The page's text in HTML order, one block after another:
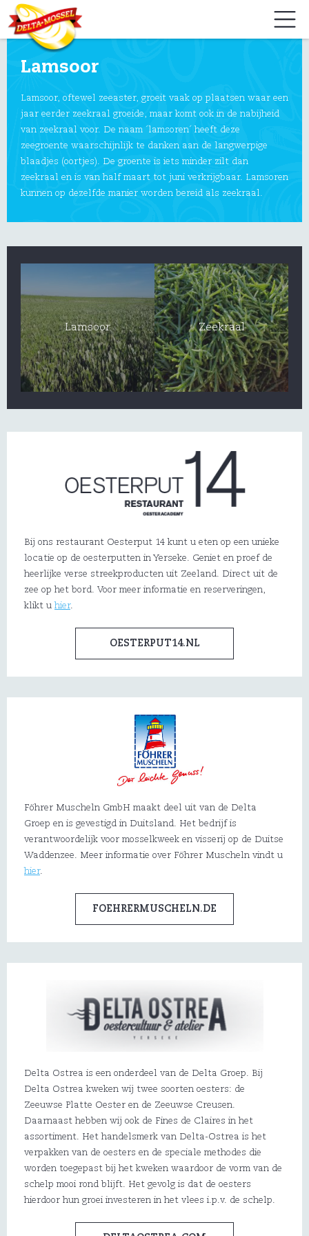
Lamsoor
Lamsoor, oftewel zeeaster, groeit vaak op plaatsen waar een
jaar eerder zeekraal groeide, maar komt ook in de nabijheid
van zeekraal voor. De naam ´lamsoren´ heeft deze
zeegroente waarschijnlijk te danken aan de langwerpige
blaadjes (oortjes). De groente is iets minder zilt dan
zeekraal en is van half maart tot juni verkrijgbaar. Lamsoren
kunnen op dezelfde manier worden bereid als zeekraal.
Lamsoor Zeekraal
Bij ons restaurant Oesterput 14 kunt u eten op een unieke
locatie op de oesterputten in Yerseke. Geniet en proef de
heerlijke verse streekproducten uit Zeeland. Direct uit de
zee op het bord. Voor meer informatie en reserveringen,
klikt u hier.
OESTERPUT14.NL
Föhrer Muscheln GmbH maakt deel uit van de Delta
Groep en is gevestigd in Duitsland. Het bedrijf is
verantwoordelijk voor mosselkweek en visserij op de Duitse
Waddenzee. Meer informatie over Föhrer Muscheln vindt u
hier.
FOEHRERMUSCHELN.DE
Delta Ostrea is een onderdeel van de Delta Groep. Bij
Delta Ostrea kweken wij twee soorten oesters: de
Zeeuwse Platte Oester en de Zeeuwse Creusen.
Daarnaast hebben wij ook de Fines de Claires in het
assortiment. Het handelsmerk van Delta-Ostrea is het
verpakken van de oesters en de speciale methodes die
worden toegepast bij het kweken waardoor de vorm van de
schelp mooi rond blijft. Het gevolg is dat de oesters
hierdoor hun groei investeren in het vlees i.p.v. de schelp.